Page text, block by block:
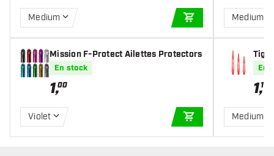
Medium
AJOUTER AU
Mission F-Protect Ailettes Protectors
En stock
1,00
Violet
AJOUTER AU
Medium
En
1,19
Medium